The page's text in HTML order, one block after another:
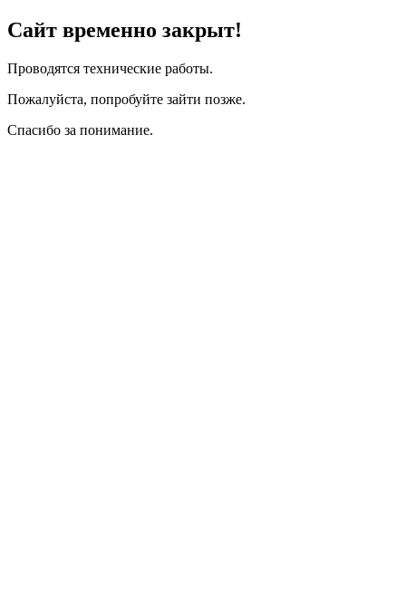
Сайт временно закрыт!
Проводятся технические работы.
Пожалуйста, попробуйте зайти позже.
Спасибо за понимание.